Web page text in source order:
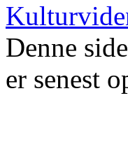
Denne
er senest